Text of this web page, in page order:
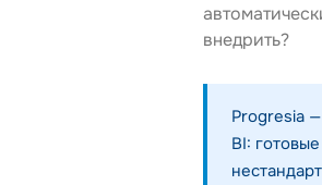
внедрить?
Progresia
BI: